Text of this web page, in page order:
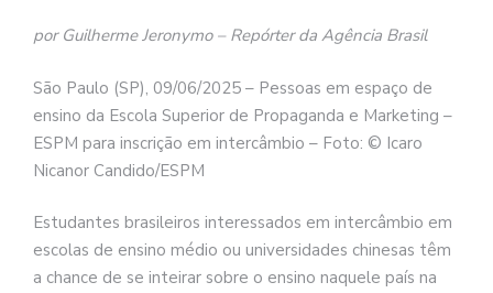
por Guilherme Jeronymo – Repórter da Agência Brasil
São Paulo (SP), 09/06/2025 – Pessoas em espaço de
ensino da Escola Superior de Propaganda e Marketing –
ESPM para inscrição em intercâmbio – Foto: © Icaro
Nicanor Candido/ESPM
Estudantes brasileiros interessados em intercâmbio em
escolas de ensino médio ou universidades chinesas têm
a chance de se inteirar sobre o ensino naquele país na